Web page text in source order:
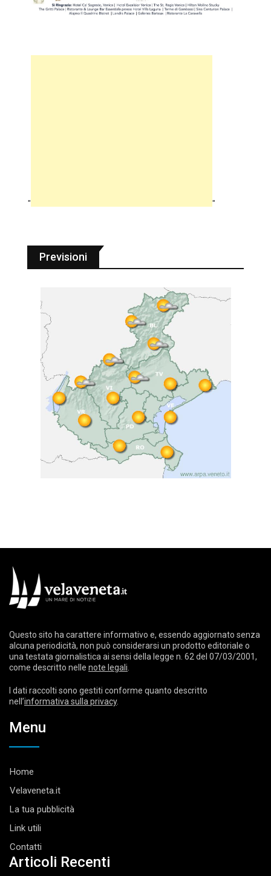
" "
Previsioni
Questo sito ha carattere informativo e, essendo aggiornato senza
alcuna periodicità, non può considerarsi un prodotto editoriale o
una testata giornalistica ai sensi della legge n. 62 del 07/03/2001,
come descritto nelle note legali.
I dati raccolti sono gestiti conforme quanto descritto
nell’informativa sulla privacy.
Menu
Home
Velaveneta.it
La tua pubblicità
Link utili
Contatti
Articoli Recenti